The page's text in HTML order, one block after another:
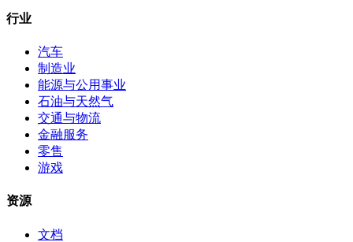
行业
汽车
制造业
能源与公用事业
石油与天然气
交通与物流
金融服务
零售
游戏
资源
文档